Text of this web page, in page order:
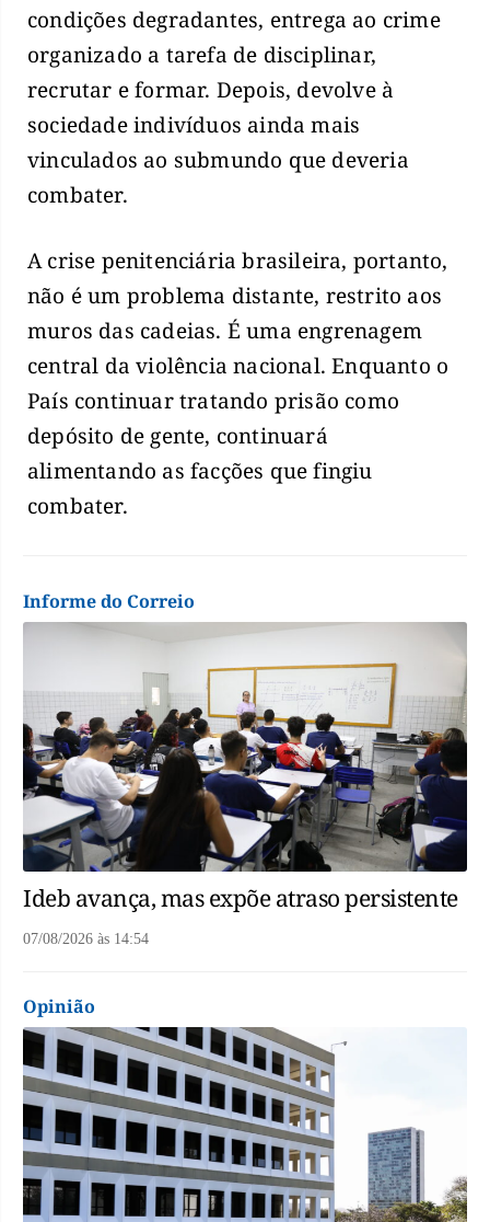
condições degradantes, entrega ao crime
organizado a tarefa de disciplinar,
recrutar e formar. Depois, devolve à
sociedade indivíduos ainda mais
vinculados ao submundo que deveria
combater.
A crise penitenciária brasileira, portanto,
não é um problema distante, restrito aos
muros das cadeias. É uma engrenagem
central da violência nacional. Enquanto o
País continuar tratando prisão como
depósito de gente, continuará
alimentando as facções que fingiu
combater.
Informe do Correio
Ideb avança, mas expõe atraso persistente
07/08/2026 às 14:54
Opinião